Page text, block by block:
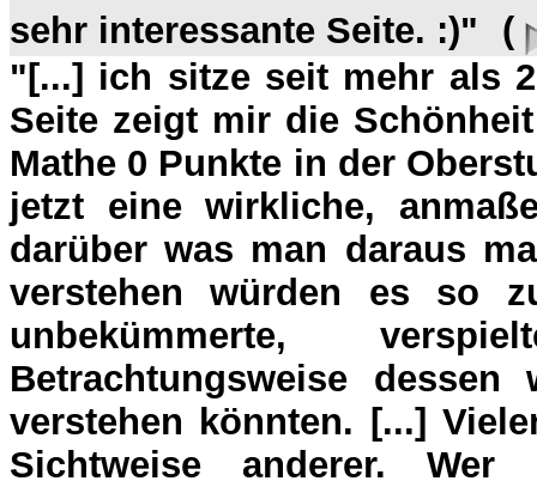
sehr interessante Seite. :)"
(
"[...] ich sitze seit mehr als
Seite zeigt mir die
Mathe 0 Punkte in der
jetzt eine wirkliche,
darüber was man daraus
verstehen würden es so
unbekümmerte,
Betrachtungsweise
verstehen könnten. [...]
Sichtweise anderer.